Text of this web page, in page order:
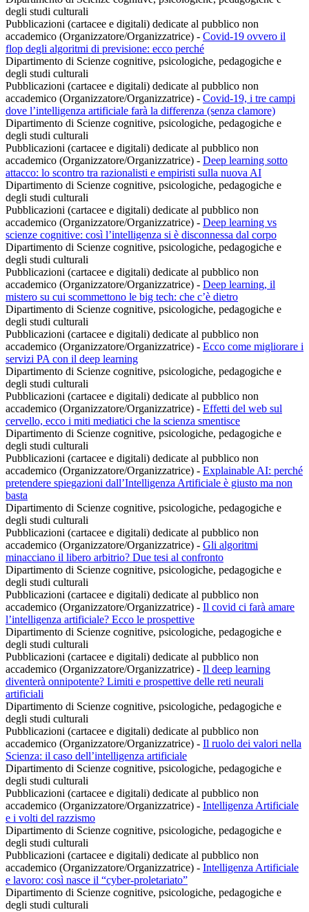
degli studi culturali
Pubblicazioni (cartacee e digitali) dedicate al pubblico non
accademico (Organizzatore/Organizzatrice) - Covid-19 ovvero il
flop degli algoritmi di previsione: ecco perché
Dipartimento di Scienze cognitive, psicologiche, pedagogiche e
degli studi culturali
Pubblicazioni (cartacee e digitali) dedicate al pubblico non
accademico (Organizzatore/Organizzatrice) - Covid-19, i tre campi
dove l’intelligenza artificiale farà la differenza (senza clamore)
Dipartimento di Scienze cognitive, psicologiche, pedagogiche e
degli studi culturali
Pubblicazioni (cartacee e digitali) dedicate al pubblico non
accademico (Organizzatore/Organizzatrice) - Deep learning sotto
attacco: lo scontro tra razionalisti e empiristi sulla nuova AI
Dipartimento di Scienze cognitive, psicologiche, pedagogiche e
degli studi culturali
Pubblicazioni (cartacee e digitali) dedicate al pubblico non
accademico (Organizzatore/Organizzatrice) - Deep learning vs
scienze cognitive: così l’intelligenza si è disconnessa dal corpo
Dipartimento di Scienze cognitive, psicologiche, pedagogiche e
degli studi culturali
Pubblicazioni (cartacee e digitali) dedicate al pubblico non
accademico (Organizzatore/Organizzatrice) - Deep learning, il
mistero su cui scommettono le big tech: che c’è dietro
Dipartimento di Scienze cognitive, psicologiche, pedagogiche e
degli studi culturali
Pubblicazioni (cartacee e digitali) dedicate al pubblico non
accademico (Organizzatore/Organizzatrice) - Ecco come migliorare i
servizi PA con il deep learning
Dipartimento di Scienze cognitive, psicologiche, pedagogiche e
degli studi culturali
Pubblicazioni (cartacee e digitali) dedicate al pubblico non
accademico (Organizzatore/Organizzatrice) - Effetti del web sul
cervello, ecco i miti mediatici che la scienza smentisce
Dipartimento di Scienze cognitive, psicologiche, pedagogiche e
degli studi culturali
Pubblicazioni (cartacee e digitali) dedicate al pubblico non
accademico (Organizzatore/Organizzatrice) - Explainable AI: perché
pretendere spiegazioni dall’Intelligenza Artificiale è giusto ma non
basta
Dipartimento di Scienze cognitive, psicologiche, pedagogiche e
degli studi culturali
Pubblicazioni (cartacee e digitali) dedicate al pubblico non
accademico (Organizzatore/Organizzatrice) - Gli algoritmi
minacciano il libero arbitrio? Due tesi al confronto
Dipartimento di Scienze cognitive, psicologiche, pedagogiche e
degli studi culturali
Pubblicazioni (cartacee e digitali) dedicate al pubblico non
accademico (Organizzatore/Organizzatrice) - Il covid ci farà amare
l’intelligenza artificiale? Ecco le prospettive
Dipartimento di Scienze cognitive, psicologiche, pedagogiche e
degli studi culturali
Pubblicazioni (cartacee e digitali) dedicate al pubblico non
accademico (Organizzatore/Organizzatrice) - Il deep learning
diventerà onnipotente? Limiti e prospettive delle reti neurali
artificiali
Dipartimento di Scienze cognitive, psicologiche, pedagogiche e
degli studi culturali
Pubblicazioni (cartacee e digitali) dedicate al pubblico non
accademico (Organizzatore/Organizzatrice) - Il ruolo dei valori nella
Scienza: il caso dell’intelligenza artificiale
Dipartimento di Scienze cognitive, psicologiche, pedagogiche e
degli studi culturali
Pubblicazioni (cartacee e digitali) dedicate al pubblico non
accademico (Organizzatore/Organizzatrice) - Intelligenza Artificiale
e i volti del razzismo
Dipartimento di Scienze cognitive, psicologiche, pedagogiche e
degli studi culturali
Pubblicazioni (cartacee e digitali) dedicate al pubblico non
accademico (Organizzatore/Organizzatrice) - Intelligenza Artificiale
e lavoro: così nasce il “cyber-proletariato”
Dipartimento di Scienze cognitive, psicologiche, pedagogiche e
degli studi culturali